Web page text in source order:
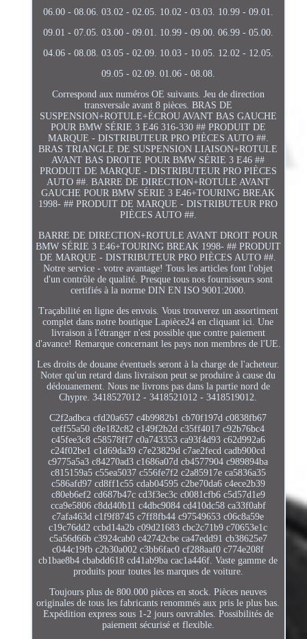
06.00 - 08.06. 03.02 - 02.05. 10.02 - 03.03. 10.99 - 09.01.
09.01 - 07.05. 03.00 - 09.01. 10.99 - 09.00. 06.99 - 05.00.
04.06 - 08.08. 03.05 - 02.09. 10.03 - 10.05. 12.02 - 12.05.
09.05 - 02.09. 01.06 - 08.08.
Correspond aux numéros OE suivants. Jeu de direction
transversale avant 8 pièces. BRAS DE
SUSPENSION+ROTULE+ÉCROU AVANT BAS GAUCHE
POUR BMW SÉRIE 3 E46 316-330 ## PRODUIT DE
MARQUE - DISTRIBUTEUR PRO PIÈCES AUTO ##.
BRAS TRIANGLE DE SUSPENSION LIAISON+ROTULE
AVANT BAS DROITE POUR BMW SÉRIE 3 E46 ##
PRODUIT DE MARQUE - DISTRIBUTEUR PRO PIÈCES
AUTO ##. BARRE DE DIRECTION+ROTULE AVANT
GAUCHE POUR BMW SÉRIE 3 E46+TOURING BREAK
1998- ## PRODUIT DE MARQUE - DISTRIBUTEUR PRO
PIÈCES AUTO ##.
BARRE DE DIRECTION+ROTULE AVANT DROIT POUR
BMW SÉRIE 3 E46+TOURING BREAK 1998- ## PRODUIT
DE MARQUE - DISTRIBUTEUR PRO PIÈCES AUTO ##.
Notre service - votre avantage! Tous les articles font l'objet
d'un contrôle de qualité. Presque tous nos fournisseurs sont
certifiés à la norme DIN EN ISO 9001:2000.
Traçabilité en ligne des envois. Vous trouverez un assortiment
complet dans notre boutique Lapièce24 en cliquant ici. Une
livraison à l'étranger n'est possible que contre paiement
d'avance! Remarque concernant les pays non membres de l'UE.
Les droits de douane éventuels seront à la charge de l'acheteur.
Noter qu'un retard dans livraison peut se produire à cause du
dédouanement. Nous ne livrons pas dans la partie nord de
Chypre. 3418527012 - 3418521012 - 3418519012.
C2f2adbca cfd20a657 c4b9982b1 cb70f197d c0838fb67
ceff55a50 c8e182c82 c149f2b2d c35ff4017 c92b76bc4
c45fee3c8 c58578ff7 c0a743353 ca93f4d93 c62d992a6
c24f02be1 c1d69da39 c7e23829d c7ae2fecd cadb900cd
c9775a5a3 c84270ad3 c1686a07d cb4577904 c989894ba
c815159a5 c55ea5037 c556fe7f2 c2a85917e ca5836a35
c586afd97 cd8ff1c55 cdab04595 c2be70da6 c4ece2b39
c80eb6ef2 cd687b47c cd3f3ec3c c0081cfb6 c5d57d1e9
cca9e5806 c8dd40b11 c4dbc9084 cd410dc58 ca33f0abf
c7afa463d c1f9f8745 c7ff8fb44 c97549653 c06c8a59e
c19c76dd2 ccbd14a2b c09d21683 cbc2c71b9 c70653e1c
c5a56d66b c3924cab0 c42742cbe ca47edd91 cb38625e7
c044c19fb c2b30a002 c3bb6fac0 cf288aaf0 c774e208f
cb1bae8b4 cbabdd618 cd41ab9ba cac1a446f. Vaste gamme de
produits pour toutes les marques de voiture.
Toujours plus de 800.000 pièces en stock. Pièces neuves
originales de tous les fabricants renommés aux pris le plus bas.
Expédition express sous 1-2 jours ouvrables. Possibilités de
paiement sécurisé et flexible.